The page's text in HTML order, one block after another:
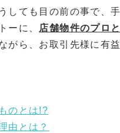
しても目の前の事で、
ーに、 店舗物件のプロ
がら、お取引先様に有
のとは!?
由とは？